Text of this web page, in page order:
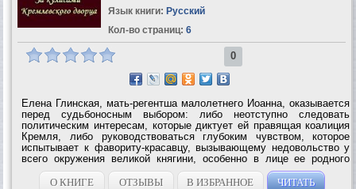
Язык книги: Русский
Кол-во страниц: 6
0
Елена Глинская, мать-регентша малолетнего Иоанна, оказывается
перед судьбоносным выбором: либо неотступно следовать
политическим интересам, которые диктует ей правящая коалиция
Кремля, либо руководствоваться глубоким чувством, которое
испытывает к фавориту-красавцу, вызывающему недовольство у
всего окружения великой княгини, особенно в лице ее родного
дядьки — боярина Михаила...
О КНИГЕ
ОТЗЫВЫ В ИЗБРАННОЕ ЧИТАТЬ